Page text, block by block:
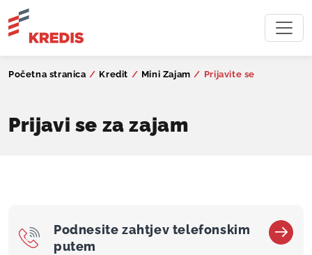
Početna stranica / Kredit / Mini Zajam / Prijavite se
Prijavi se za zajam
Podnesite zahtjev telefonskim
putem